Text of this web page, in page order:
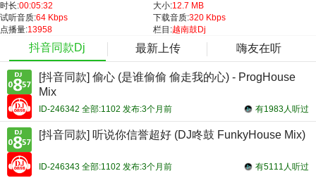
时长:00:05:32 大小:12.7 MB
试听音质:64 Kbps 下载音质:320 Kbps
点播量:13958 栏目:越南鼓Dj
抖音同款Dj 最新上传 嗨友在听
[抖音同款] 偷心 (是谁偷偷 偷走我的心) - ProgHouse
Mix
有1983人听过
ID-246342 全部:1102 发布:3个月前
[抖音同款] 听说你信誉超好 (DJ咚鼓 FunkyHouse Mix)
有5111人听过
ID-246343 全部:1102 发布:3个月前